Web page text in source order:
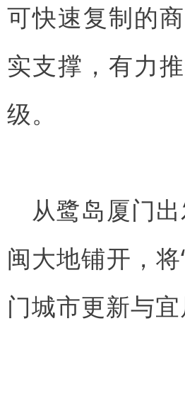
可快速复制的
实支撑，有力
级。
从鹭岛厦门
闽大地铺开，
门城市更新与